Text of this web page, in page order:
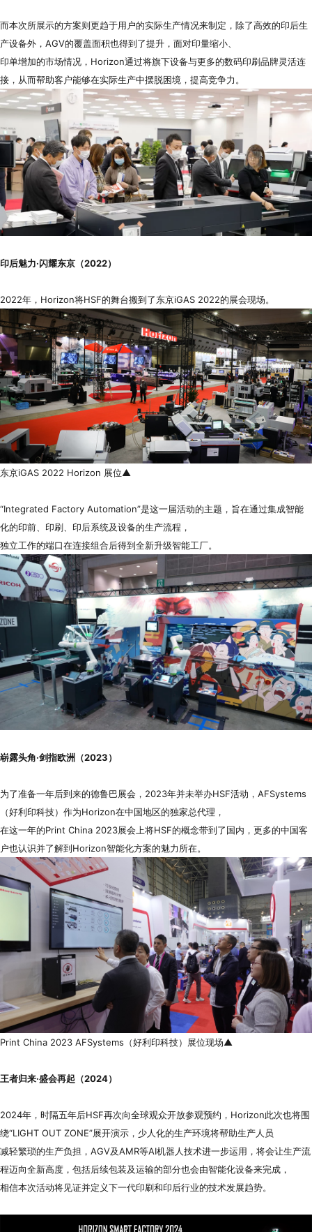
而本次所展示的方案则更趋于用户的实际生产情况来制定，除了高效的印后生
产设备外，AGV的覆盖面积也得到了提升，面对印量缩小、
印单增加的市场情况，Horizon通过将旗下设备与更多的数码印刷品牌灵活连
接，从而帮助客户能够在实际生产中摆脱困境，提高竞争力。
印后魅力·闪耀东京（2022）
2022年，Horizon将HSF的舞台搬到了东京iGAS 2022的展会现场。
东京iGAS 2022 Horizon 展位▲
“Integrated Factory Automation”是这一届活动的主题，旨在通过集成智能
化的印前、印刷、印后系统及设备的生产流程，
独立工作的端口在连接组合后得到全新升级智能工厂。
崭露头角·剑指欧洲（2023）
为了准备一年后到来的德鲁巴展会，2023年并未举办HSF活动，AFSystems
（好利印科技）作为Horizon在中国地区的独家总代理，
在这一年的Print China 2023展会上将HSF的概念带到了国内，更多的中国客
户也认识并了解到Horizon智能化方案的魅力所在。
Print China 2023 AFSystems（好利印科技）展位现场▲
王者归来·盛会再起（2024）
2024年，时隔五年后HSF再次向全球观众开放参观预约，Horizon此次也将围
绕“LIGHT OUT ZONE”展开演示，少人化的生产环境将帮助生产人员
减轻繁琐的生产负担，AGV及AMR等AI机器人技术进一步运用，将会让生产流
程迈向全新高度，包括后续包装及运输的部分也会由智能化设备来完成，
相信本次活动将见证并定义下一代印刷和印后行业的技术发展趋势。